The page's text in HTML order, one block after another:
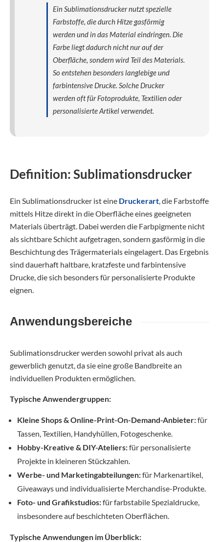
Ein Sublimationsdrucker nutzt spezielle
Farbstoffe, die durch Hitze gasförmig
werden und in das Material eindringen. Die
Farbe liegt dadurch nicht nur auf der
Oberfläche, sondern wird Teil des Materials.
So entstehen besonders langlebige und
farbintensive Drucke. Solche Drucker
werden oft für Fotoprodukte, Textilien oder
personalisierte Artikel verwendet.
Definition: Sublimationsdrucker
Ein Sublimationsdrucker ist eine Druckerart, die Farbstoffe
mittels Hitze direkt in die Oberfläche eines geeigneten
Materials überträgt. Dabei werden die Farbpigmente nicht
als sichtbare Schicht aufgetragen, sondern gasförmig in die
Beschichtung des Trägermaterials eingelagert. Das Ergebnis
sind dauerhaft haltbare, kratzfeste und farbintensive
Drucke, die sich besonders für personalisierte Produkte
eignen.
Anwendungsbereiche
Sublimationsdrucker werden sowohl privat als auch
gewerblich genutzt, da sie eine große Bandbreite an
individuellen Produkten ermöglichen.
Typische Anwendergruppen:
Kleine Shops & Online-Print-On-Demand-Anbieter:für
Tassen, Textilien, Handyhüllen, Fotogeschenke.
Hobby-Kreative & DIY-Ateliers:für personalisierte
Projekte in kleineren Stückzahlen.
Werbe- und Marketingabteilungen:für Markenartikel,
Giveaways und individualisierte Merchandise-Produkte.
Foto- und Grafikstudios:für farbstabile Spezialdrucke,
insbesondere auf beschichteten Oberflächen.
Typische Anwendungen im Überblick: